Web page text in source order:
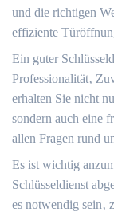
und die richtigen
effiziente
Ein guter
Professionalität‚
erhalten Sie nicht
sondern auch eine
allen Fragen rund
Es ist wichtig
Schlüsseldienst
es notwendig sein‚